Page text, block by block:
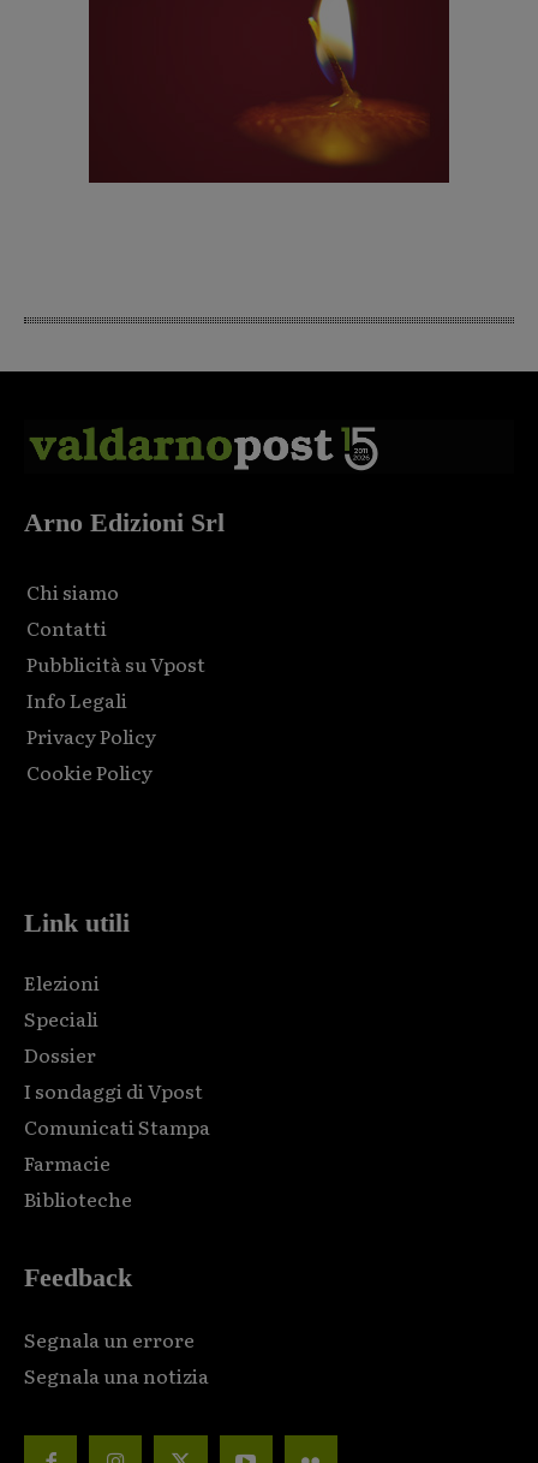
Arno Edizioni Srl
Chi siamo
Contatti
Pubblicità su Vpost
Info Legali
Privacy Policy
Cookie Policy
Link utili
Elezioni
Speciali
Dossier
I sondaggi di Vpost
Comunicati Stampa
Farmacie
Biblioteche
Feedback
Segnala un errore
Segnala una notizia